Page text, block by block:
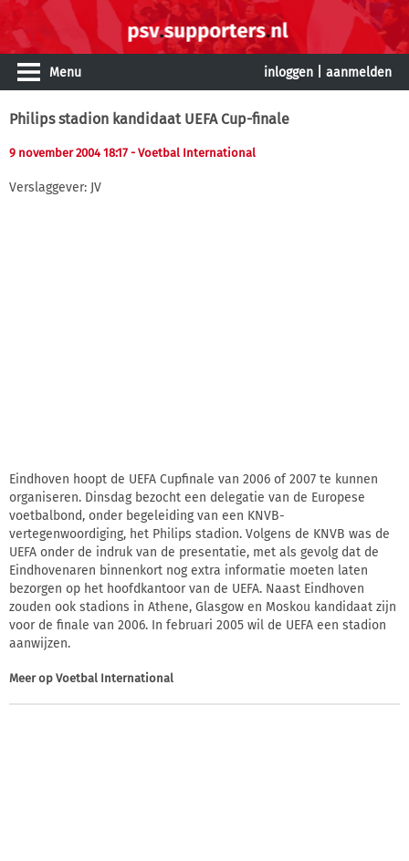
Menu inloggen aanmelden
Philips stadion kandidaat UEFA Cup-finale
9 november 2004 18:17 - Voetbal International
Verslaggever: JV
Eindhoven hoopt de UEFA Cupfinale van 2006 of 2007 te kunnen
organiseren. Dinsdag bezocht een delegatie van de Europese
voetbalbond, onder begeleiding van een KNVB-
vertegenwoordiging, het Philips stadion. Volgens de KNVB was de
UEFA onder de indruk van de presentatie, met als gevolg dat de
Eindhovenaren binnenkort nog extra informatie moeten laten
bezorgen op het hoofdkantoor van de UEFA. Naast Eindhoven
zouden ook stadions in Athene, Glasgow en Moskou kandidaat zijn
voor de finale van 2006. In februari 2005 wil de UEFA een stadion
aanwijzen.
Meer op Voetbal International